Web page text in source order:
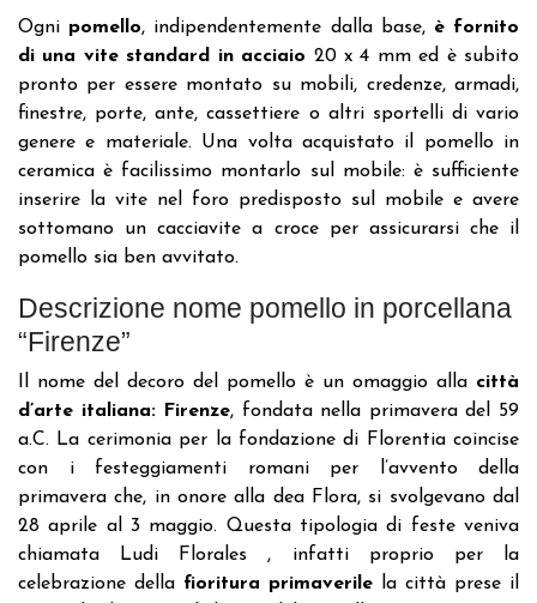
Ogni pomello, indipendentemente dalla base,è fornito
di una vite standard in acciaio 20 x 4 mm ed è subito
pronto per essere montato su mobili, credenze, armadi,
finestre, porte, ante, cassettiere o altri sportelli di vario
genere e materiale. Una volta acquistato il pomello in
ceramica è facilissimo montarlo sul mobile: è sufficiente
inserire la vite nel foro predisposto sul mobile e avere
sottomano un cacciavite a croce per assicurarsi che il
pomello sia ben avvitato.
Descrizione nome pomello in porcellana
“Firenze”
Il nome del decoro del pomello è un omaggio alla città
d’arte italiana: Firenze, fondata nella primavera del 59
a.C. La cerimonia per la fondazione di Florentia coincise
con i festeggiamenti romani per l’avvento della
primavera che, in onore alla dea Flora, si svolgevano dal
28 aprile al 3 maggio. Questa tipologia di feste veniva
chiamata Ludi Florales , infatti proprio per la
celebrazione della fioritura primaverile la città prese il